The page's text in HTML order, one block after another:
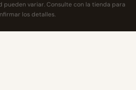
pueden variar. Consulte con la tienda para
los detalles.